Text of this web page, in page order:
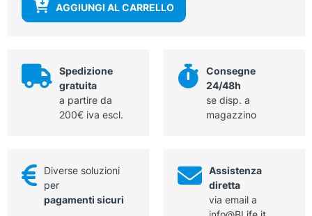
sfiancato,
mezza
AGGIUNGI AL CARRELLO
Spedizione
gratuita
a partire da
200€ iva escl.
Consegne
24/48h
se disp. a
magazzino
Diverse soluzioni
per
pagamenti sicuri
Assistenza
diretta
via email a